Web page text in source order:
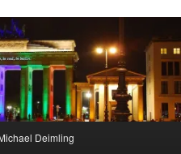
Deimling